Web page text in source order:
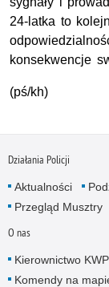
24-latka to
konsekwencje
(pś/kh)
Działania Policji
Aktualności
Przegląd Musztry
O nas
Kierownictwo KWP
Komendy na